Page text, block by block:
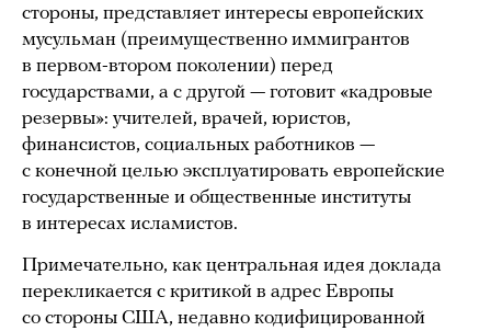
стороны, представляет интересы европейских
мусульман (преимущественно иммигрантов
в первом-втором поколении) перед
государствами, а с другой — готовит «кадровые
резервы»: учителей, врачей, юристов,
финансистов, социальных работников —
с конечной целью эксплуатировать европейские
государственные и общественные институты
в интересах исламистов.
Примечательно, как центральная идея доклада
перекликается с критикой в адрес Европы
со стороны США, недавно кодифицированной